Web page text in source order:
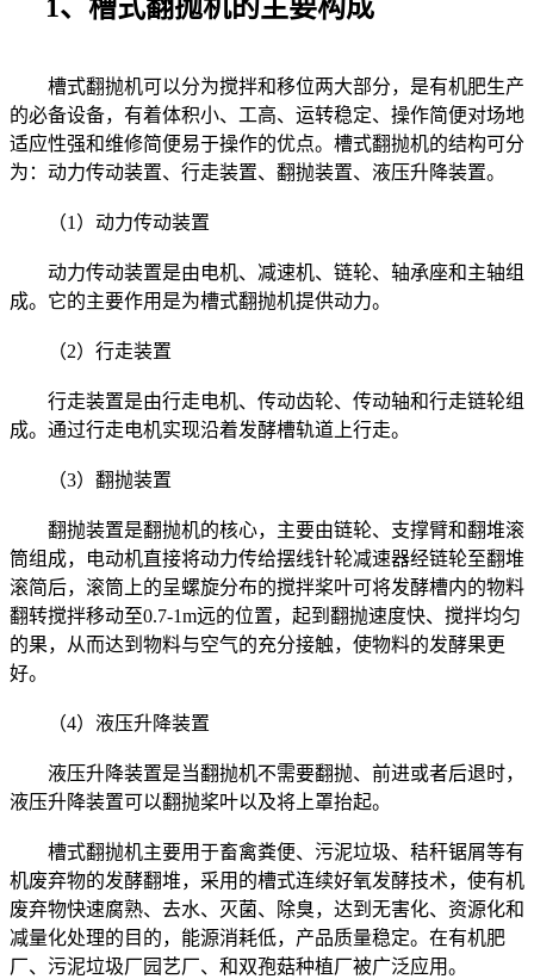
1、槽式翻抛机的主要构成
槽式翻抛机可以分为搅拌和移位两大部分，是有机肥生产
的必备设备，有着体积小、工高、运转稳定、操作简便对场地
适应性强和维修简便易于操作的优点。槽式翻抛机的结构可分
为：动力传动装置、行走装置、翻抛装置、液压升降装置。
（1）动力传动装置
动力传动装置是由电机、减速机、链轮、轴承座和主轴组
成。它的主要作用是为槽式翻抛机提供动力。
（2）行走装置
行走装置是由行走电机、传动齿轮、传动轴和行走链轮组
成。通过行走电机实现沿着发酵槽轨道上行走。
（3）翻抛装置
翻抛装置是翻抛机的核心，主要由链轮、支撑臂和翻堆滚
筒组成，电动机直接将动力传给摆线针轮减速器经链轮至翻堆
滚简后，滚筒上的呈螺旋分布的搅拌桨叶可将发酵槽内的物料
翻转搅拌移动至0.7-1m远的位置，起到翻抛速度快、搅拌均匀
的果，从而达到物料与空气的充分接触，使物料的发酵果更
好。
（4）液压升降装置
液压升降装置是当翻抛机不需要翻抛、前进或者后退时，
液压升降装置可以翻抛桨叶以及将上罩抬起。
槽式翻抛机主要用于畜禽粪便、污泥垃圾、秸秆锯屑等有
机废弃物的发酵翻堆，采用的槽式连续好氧发酵技术，使有机
废弃物快速腐熟、去水、灭菌、除臭，达到无害化、资源化和
减量化处理的目的，能源消耗低，产品质量稳定。在有机肥
厂、污泥垃圾厂园艺厂、和双孢菇种植厂被广泛应用。